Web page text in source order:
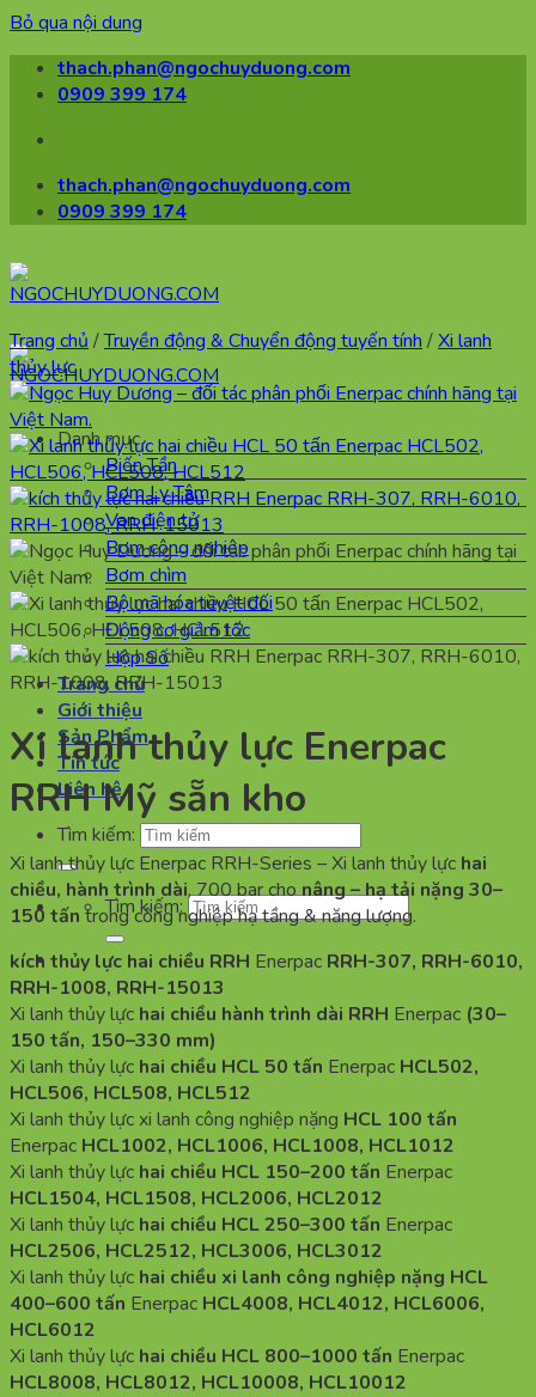
Bỏ qua nội dung
thach.phan@ngochuyduong.com
0909 399 174
thach.phan@ngochuyduong.com
0909 399 174
Danh mục
Biến Tần
Bơm Ly Tâm
Van điện tử
Bơm công nghiệp
Bơm chìm
Bộ mã hóa tuyệt đối
Động cơ giảm tốc
Hộp Số
Trang chủ
Giới thiệu
Sản Phẩm
Tin tức
Liên hệ
Tìm kiếm:
Tìm kiếm:
Trang chủ /Truyền động & Chuyển động tuyến tính /Xi lanh
thủy lực
Xi lanh thủy lực Enerpac
RRH Mỹ sẵn kho
Xi lanh thủy lực Enerpac RRH-Series – Xi lanh thủy lực hai
chiều, hành trình dài, 700 bar chonâng – hạ tải nặng 30–
150 tấntrong công nghiệp hạ tầng & năng lượng.
kích thủy lực hai chiều RRH Enerpac RRH-307, RRH-6010,
RRH-1008, RRH-15013
Xi lanh thủy lực hai chiều hành trình dài RRH Enerpac (30–
150 tấn, 150–330 mm)
Xi lanh thủy lực hai chiều HCL 50 tấn Enerpac HCL502,
HCL506, HCL508, HCL512
Xi lanh thủy lực xi lanh công nghiệp nặng HCL 100 tấn
Enerpac HCL1002, HCL1006, HCL1008, HCL1012
Xi lanh thủy lực hai chiều HCL 150–200 tấn Enerpac
HCL1504, HCL1508, HCL2006, HCL2012
Xi lanh thủy lực hai chiều HCL 250–300 tấn Enerpac
HCL2506, HCL2512, HCL3006, HCL3012
Xi lanh thủy lực hai chiều xi lanh công nghiệp nặng HCL
400–600 tấn Enerpac HCL4008, HCL4012, HCL6006,
HCL6012
Xi lanh thủy lực hai chiều HCL 800–1000 tấn Enerpac
HCL8008, HCL8012, HCL10008, HCL10012